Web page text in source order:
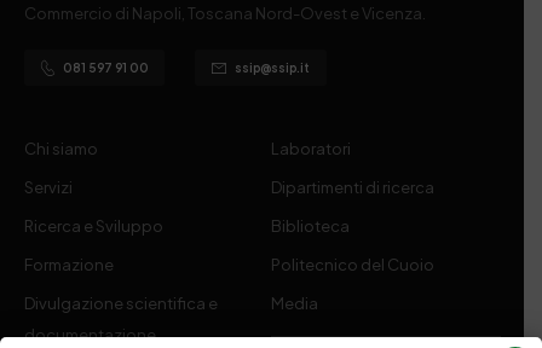
Commercio di Napoli, Toscana Nord-Ovest e Vicenza.
081 597 91 00 ssip@ssip.it
Chi siamo
Servizi
Ricerca e Sviluppo
Formazione
Divulgazione scientifica e
documentazione
Laboratori
Dipartimenti di ricerca
Biblioteca
Politecnico del Cuoio
Media